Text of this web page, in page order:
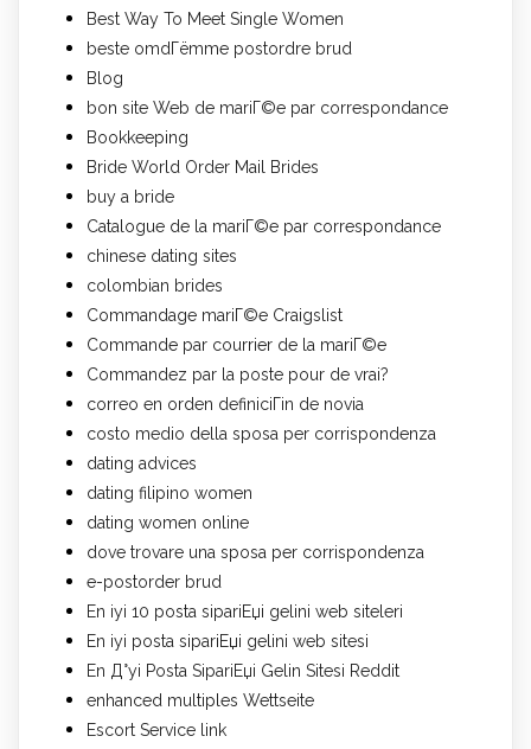
Best Way To Meet Single Women
beste omdГёmme postordre brud
Blog
bon site Web de mariГ©e par correspondance
Bookkeeping
Bride World Order Mail Brides
buy a bride
Catalogue de la mariГ©e par correspondance
chinese dating sites
colombian brides
Commandage mariГ©e Craigslist
Commande par courrier de la mariГ©e
Commandez par la poste pour de vrai?
correo en orden definiciГіn de novia
costo medio della sposa per corrispondenza
dating advices
dating filipino women
dating women online
dove trovare una sposa per corrispondenza
e-postorder brud
En iyi 10 posta sipariЕџi gelini web siteleri
En iyi posta sipariЕџi gelini web sitesi
En Д°yi Posta SipariЕџi Gelin Sitesi Reddit
enhanced multiples Wettseite
Escort Service link